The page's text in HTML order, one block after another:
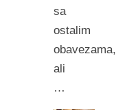
sa
ostalim
obavezama,
ali
…